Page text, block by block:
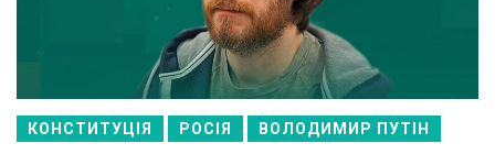
КОНСТИТУЦІЯ РОСІЯ ВОЛОДИМИР ПУТІН